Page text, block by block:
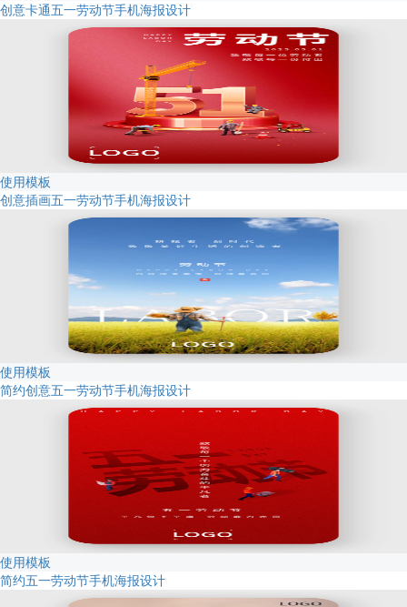
创意卡通五一劳动节手机海报设计
使用模板
创意插画五一劳动节手机海报设计
使用模板
简约创意五一劳动节手机海报设计
使用模板
简约五一劳动节手机海报设计